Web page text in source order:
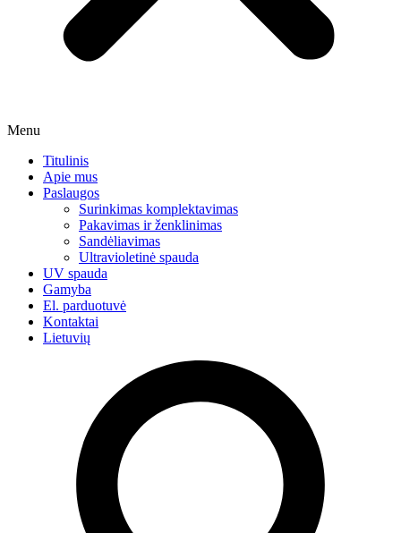
Menu
Titulinis
Apie mus
Paslaugos
Surinkimas komplektavimas
Pakavimas ir ženklinimas
Sandėliavimas
Ultravioletinė spauda
UV spauda
Gamyba
El. parduotuvė
Kontaktai
Lietuvių